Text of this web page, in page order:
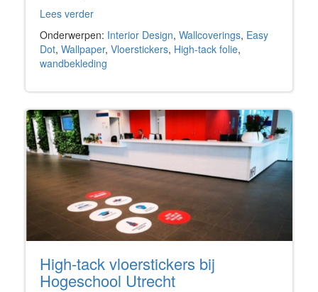
Lees verder
Onderwerpen: Interior Design, Wallcoverings, Easy
Dot, Wallpaper, Vloerstickers, High-tack folie,
wandbekleding
High-tack vloerstickers bij
Hogeschool Utrecht